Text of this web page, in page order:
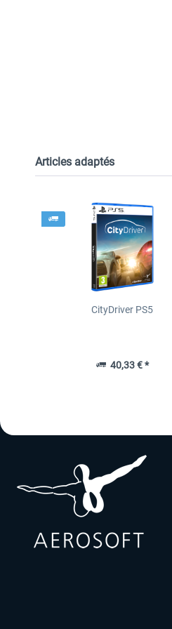
Articles adaptés
CityDriver PS5
40,33 € *